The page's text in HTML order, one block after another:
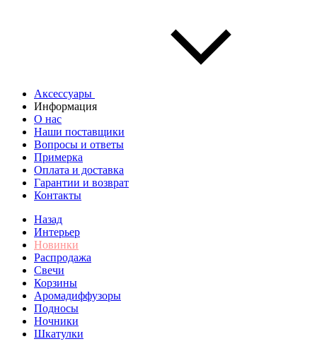
Аксессуары
Информация
О нас
Наши поставщики
Вопросы и ответы
Примерка
Оплата и доставка
Гарантии и возврат
Контакты
Назад
Интерьер
Новинки
Распродажа
Свечи
Корзины
Аромадиффузоры
Подносы
Ночники
Шкатулки